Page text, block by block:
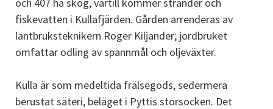
fiskevatten i Kullafjärden. Gården arrenderas av
lantbruksteknikern Roger Kiljander; jordbruket
omfattar odling av spannmål och oljeväxter.
Kulla är som medeltida frälsegods, sedermera
berustat säteri, beläget i Pyttis storsocken. Det